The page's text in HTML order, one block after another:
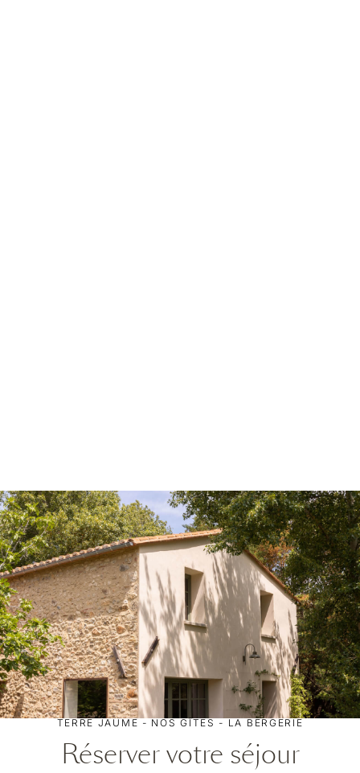
TERRE JAUME - NOS GÎTES - LA BERGERIE
Réserver votre séjour